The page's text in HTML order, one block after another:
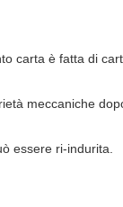
carta è fatta di
meccaniche
essere ri-indurita.